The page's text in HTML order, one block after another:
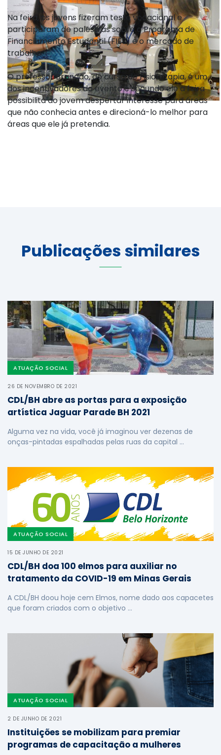
Na feira, os jovens fizeram teste vocacional e
participaram de palestras sobre o Programa de
Financiamento Estudantil (FIES) e o mercado de
trabalho.
O professor Brandão, do curso de Fisioterapia, é um
dos incentivadores do evento e segundo ele a feira
possibilita ao jovem despertar interesse para áreas
que não conhecia antes e direcioná-lo melhor para
áreas que ele já pretendia.
Publicações similares
ATUAÇÃO SOCIAL
26 DE NOVEMBRO DE 2021
CDL/BH abre as portas para a exposição
artística Jaguar Parade BH 2021
Alguma vez na vida, você já imaginou ver dezenas de
onças-pintadas espalhadas pelas ruas da capital …
ATUAÇÃO SOCIAL
15 DE JUNHO DE 2021
CDL/BH doa 100 elmos para auxiliar no
tratamento da COVID-19 em Minas Gerais
A CDL/BH doou hoje cem Elmos, nome dado aos capacetes
que foram criados com o objetivo …
ATUAÇÃO SOCIAL
2 DE JUNHO DE 2021
Instituições se mobilizam para premiar
programas de capacitação a mulheres